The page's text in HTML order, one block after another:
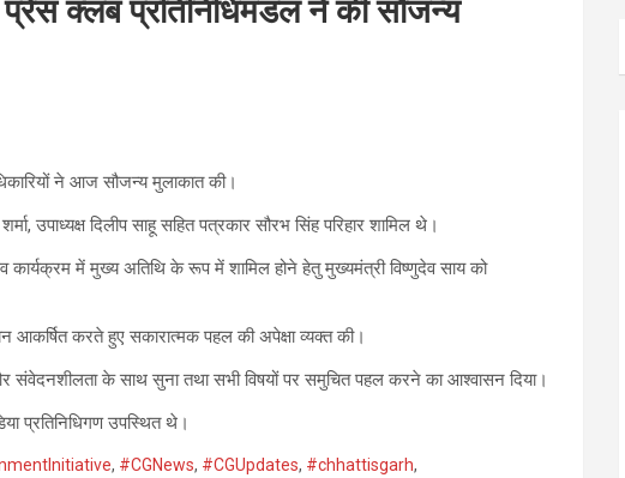
क्लब प्रतिनिधिमंडल ने की सौजन्य
ने आज सौजन्य मुलाकात की।
उपाध्यक्ष दिलीप साहू सहित पत्रकार सौरभ सिंह परिहार शामिल थे।
कार्यक्रम में मुख्य अतिथि के रूप में शामिल होने हेतु मुख्यमंत्री विष्णुदेव साय को
आकर्षित करते हुए सकारात्मक पहल की अपेक्षा व्यक्त की।
संवेदनशीलता के साथ सुना तथा सभी विषयों पर समुचित पहल करने का आश्वासन दिया।
प्रतिनिधिगण उपस्थित थे।
, #CGNews, #CGUpdates, #chhattisgarh,